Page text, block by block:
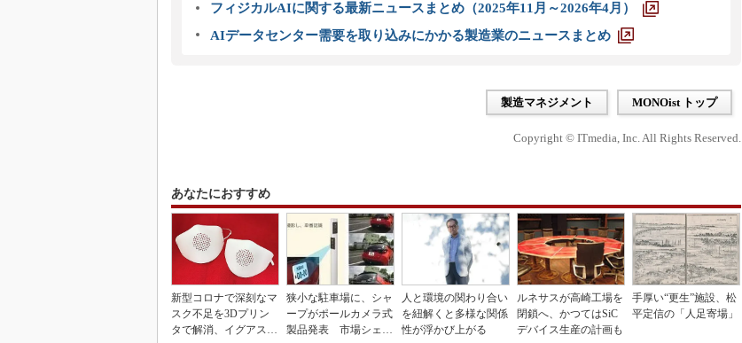
フィジカルAIに関する最新ニュースまとめ（2025年11月～2026年4月）
AIデータセンター需要を取り込みにかかる製造業のニュースまとめ
製造マネジメント MONOist トップ
Copyright © ITmedia, Inc. All Rights Reserved.
あなたにおすすめ
新型コロナで深刻なマ
スク不足を3Dプリン
タで解消、イグアスが
狭小な駐車場に、シャ
ープがポールカメラ式
製品発表 市場シェア
人と環境の関わり合い
を紐解くと多様な関係
性が浮かび上がる
ルネサスが高崎工場を
閉鎖へ、かつてはSiC
デバイス生産の計画も
手厚い“更生”施設、松
平定信の「人足寄場」